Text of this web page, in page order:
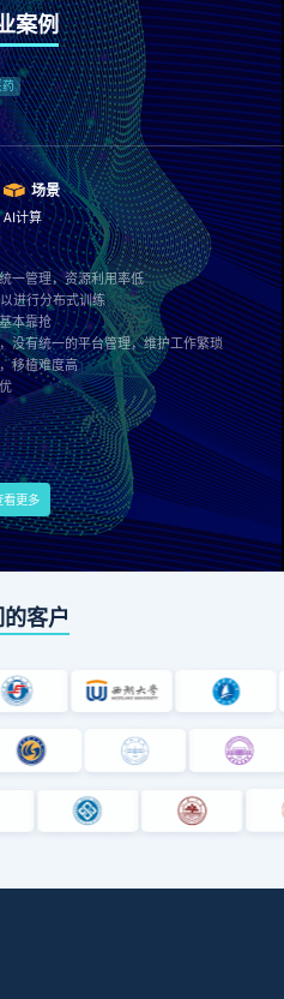
约演示
相关产品 FCC-E 通用C区
Sirius
Fsched
服务支持
CSM
相关产品 FCP FCC-E
混合云
服务支持
CSM
案例
药
场景
AI计算
一管理，资源利用率低
进行分布式训练
本靠抢
没有统一的平台管理，维护工作繁琐
移植难度高
看更多
的客户